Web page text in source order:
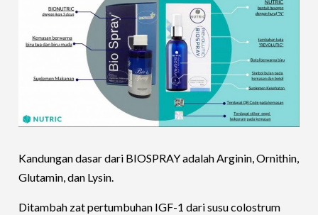
Kandungan dasar dari BIOSPRAY adalah Arginin, Ornithin,
Glutamin, dan Lysin.
Ditambah zat pertumbuhan IGF-1 dari susu colostrum